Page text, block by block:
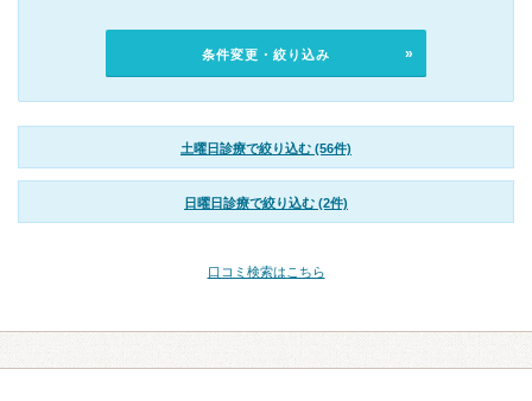
条件変更・絞り込み
土曜日診療で絞り込む (56件)
日曜日診療で絞り込む (2件)
口コミ検索はこちら